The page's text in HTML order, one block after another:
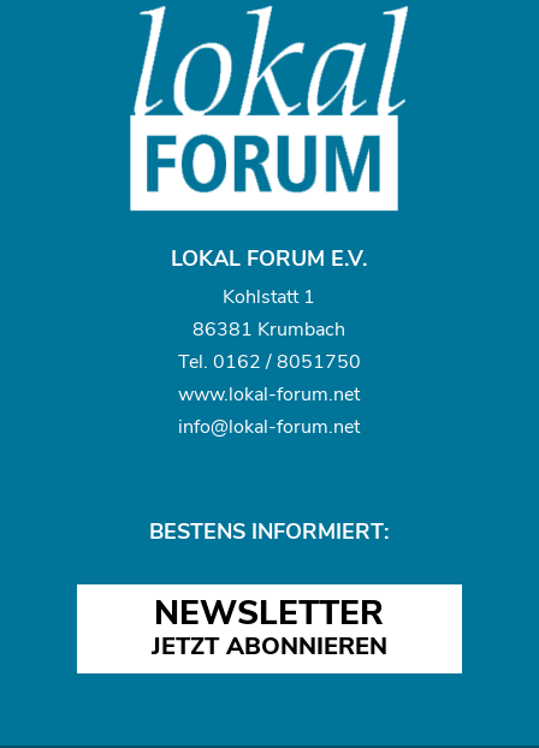
LOKAL FORUM E.V.
Kohlstatt 1
86381 Krumbach
Tel. 0162 / 8051750
www.lokal-forum.net
info@lokal-forum.net
BESTENS INFORMIERT:
NEWSLETTER
JETZT ABONNIEREN